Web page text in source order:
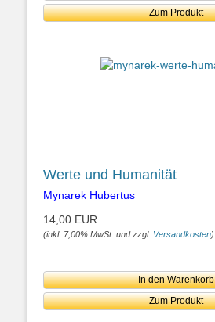
Zum Produkt
Werte und Humanität
Mynarek Hubertus
14,00 EUR
(inkl. 7,00% MwSt. und zzgl. Versandkosten)
In den Warenkorb
Zum Produkt